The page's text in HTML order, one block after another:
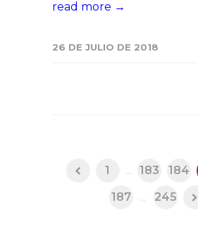
read more →
26 DE JULIO DE 2018
1 ... 183 184
187
... 245